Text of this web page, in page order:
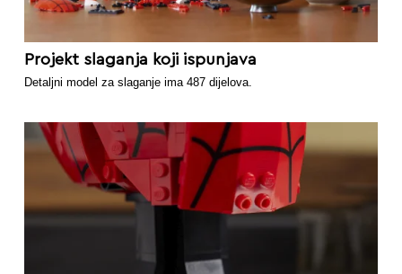
Projekt slaganja koji ispunjava
Detaljni model za slaganje ima 487 dijelova.